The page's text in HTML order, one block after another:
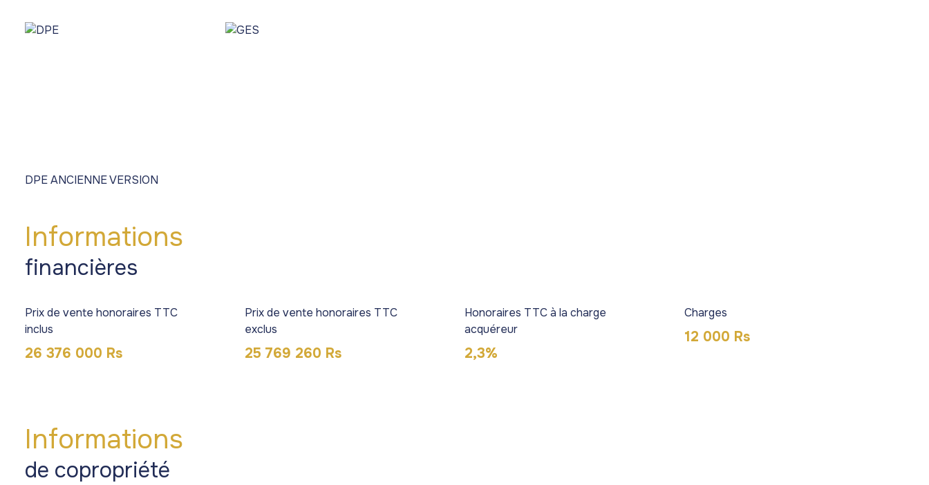
DPE ANCIENNE VERSION
Informations
financières
Prix de vente honoraires TTC
inclus
26 376 000 Rs
Prix de vente honoraires TTC
exclus
25 769 260 Rs
Honoraires TTC à la charge
acquéreur
2,3%
Charges
12 000 Rs
Informations
de copropriété